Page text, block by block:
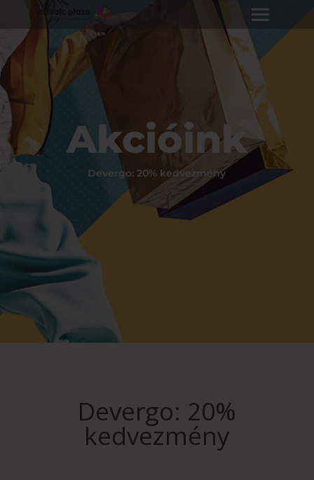
Akcióink
Devergo: 20% kedvezmény
Devergo: 20%
kedvezmény